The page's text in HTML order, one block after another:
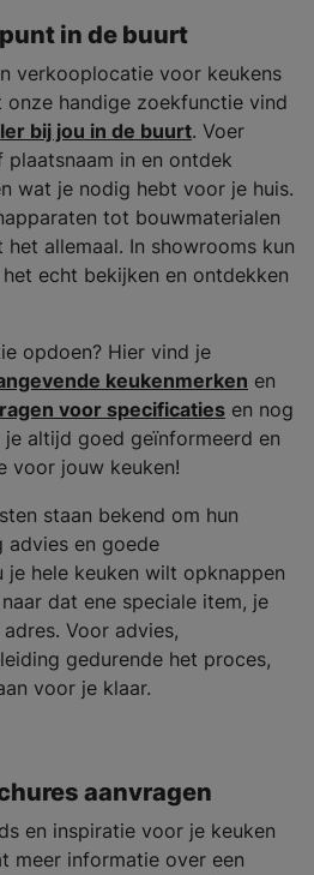
in de buurt
verkooplocatie voor keukens
onze handige zoekfunctie vind
bij jou in de buurt. Voer
in en ontdek
wat je nodig hebt voor je huis.
tot bouwmaterialen
allemaal. In showrooms kun
echt bekijken en ontdekken
opdoen? Hier vind je
keukenmerken en
voor specificaties en nog
altijd goed geïnformeerd en
voor jouw keuken!
staan bekend om hun
en goede
je hele keuken wilt opknappen
dat ene speciale item, je
Voor advies,
gedurende het proces,
voor je klaar.
aanvragen
en inspiratie voor je keuken
meer informatie over een